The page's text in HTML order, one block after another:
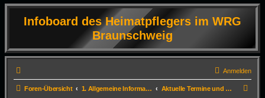
Infoboard des Heimatpflegers im WRG
Braunschweig
Anmelden
Foren-Übersicht 1. Allgemeine Informationen Aktuelle Termine und Infos zum Erhalt der DVD